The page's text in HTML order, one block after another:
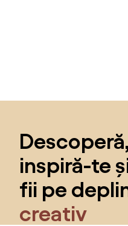
Descoperă,
inspiră-te
fii pe
creativ